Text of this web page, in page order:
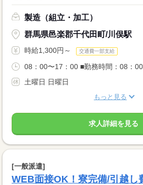
製造（組立・加工）
群馬県邑楽郡千代田町/川俣駅
時給1,300円～ 交通費一部支給
08：00〜17：00 ■勤務時間：08：00
土曜日 日曜日
もっと見る
求人詳細を見る
[一般派遣]
WEB面接OK！寮完備/引越し